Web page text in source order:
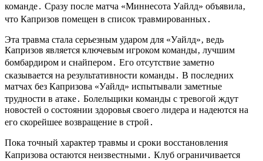
команде․ Сразу после матча «Миннесота Уайлд» объявила‚
что Капризов помещен в список травмированных․
Эта травма стала серьезным ударом для «Уайлд»‚ ведь
Капризов является ключевым игроком команды‚ лучшим
бомбардиром и снайпером․ Его отсутствие заметно
сказывается на результативности команды․ В последних
матчах без Капризова «Уайлд» испытывали заметные
трудности в атаке․ Болельщики команды с тревогой ждут
новостей о состоянии здоровья своего лидера и надеются на
его скорейшее возвращение в строй․
Пока точный характер травмы и сроки восстановления
Капризова остаются неизвестными․ Клуб ограничивается